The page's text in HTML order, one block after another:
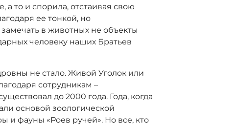
а то и спорила, отстаивая свою
ее тонкой, но
в животных не объекты
человеку наших Братьев
не стало. Живой Уголок или
сотрудникам –
до 2000 года. Года, когда
основой зоологической
и фауны «Роев ручей». Но все, кто